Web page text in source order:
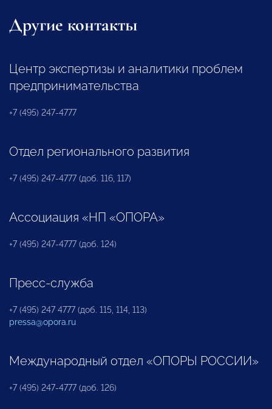
Другие контакты
Центр экспертизы и аналитики проблем
предпринимательства
+7 (495) 247-4777
Отдел регионального развития
+7 (495) 247-4777 (доб. 116, 117)
Ассоциация «НП «ОПОРА»
+7 (495) 247-4777 (доб. 124)
Пресс-служба
+7 (495) 247 4777 (доб. 115, 114, 113)
pressa@opora.ru
Международный отдел «ОПОРЫ РОССИИ»
+7 (495) 247-4777 (доб. 126)